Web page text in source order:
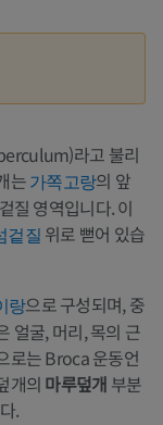
라고 불리
는가쪽고랑의 앞
질 영역입니다. 이
겉질 위로 뻗어 있습
랑으로 구성되며, 중
얼굴, 머리, 목의 근
로는 Broca 운동언
개의 마루덮개 부분
.